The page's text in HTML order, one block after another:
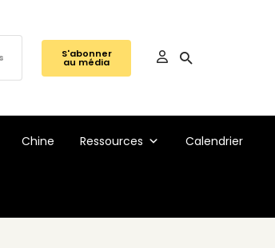
S'abonner
au média
Chine Ressources Calendrier